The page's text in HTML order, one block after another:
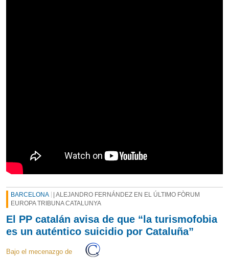
BARCELONA
| ALEJANDRO FERNÁNDEZ EN EL ÚLTIMO FÒRUM
EUROPA TRIBUNA CATALUNYA
El PP catalán avisa de que “la turismofobia
es un auténtico suicidio por Cataluña”
Bajo el mecenazgo de